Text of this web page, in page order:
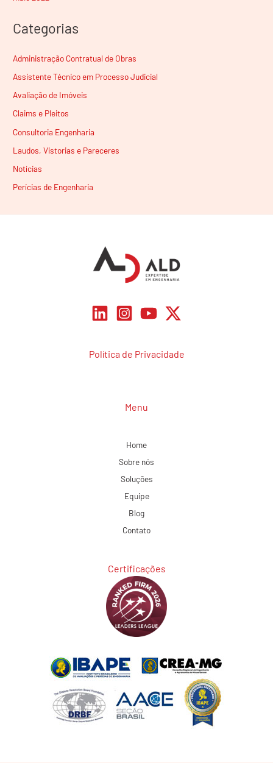
Categorias
Administração Contratual de Obras
Assistente Técnico em Processo Judicial
Avaliação de Imóveis
Claims e Pleitos
Consultoria Engenharia
Laudos, Vistorias e Pareceres
Notícias
Perícias de Engenharia
Política de Privacidade
Menu
Home
Sobre nós
Soluções
Equipe
Blog
Contato
Certificações